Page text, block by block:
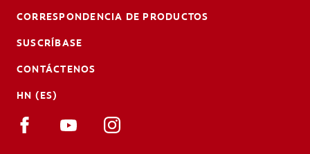
CORRESPONDENCIA DE PRODUCTOS
SUSCRÍBASE
CONTÁCTENOS
HN (ES)